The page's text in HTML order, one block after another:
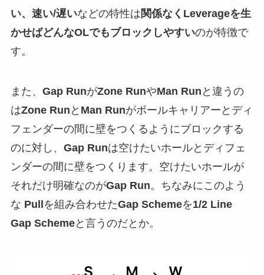
い、速い/遅いなどの特性は関係なくLeverageを生
かせばどんなOLでもブロックしやすいのが特徴で
す。
また、 Gap RunがZone RunやMan Run と違うの
はZone Run と Man Runがボールキャリアーとディ
フェンダーの間に壁をつくるようにブロックする
のに対し、 Gap Runは空けたいホールとディフェ
ンダーの間に壁をつくります。空けたいホールが
それだけ明確なのがGap Run。ちなみにこのよう
な Pull を組み合わせたGap Schemeを1/2 Line
Gap Schemeと言うのだとか。